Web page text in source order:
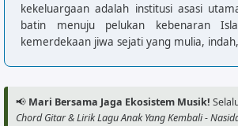
kekeluargaan adalah institusi asasi
batin menuju pelukan kebenaran
kemerdekaan jiwa sejati yang mulia,
📢 Mari Bersama Jaga Ekosistem Musik!
Chord Gitar & Lirik Lagu Anak Yang Kembali -